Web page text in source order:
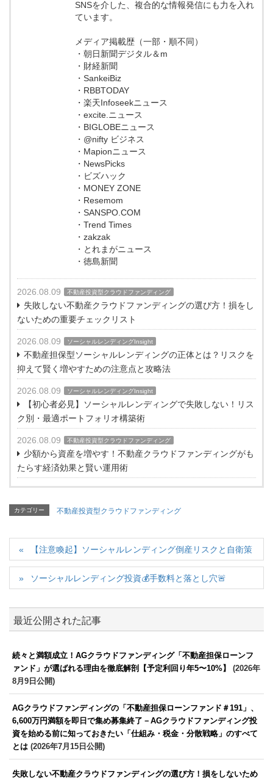
SNSを介した、複合的な情報発信にも力を入れ
ています。
メディア掲載歴（一部・順不同）
・朝日新聞デジタル＆m
・財経新聞
・SankeiBiz
・RBBTODAY
・楽天Infoseekニュース
・excite.ニュース
・BIGLOBEニュース
・@nifty ビジネス
・Mapionニュース
・NewsPicks
・ビズハック
・MONEY ZONE
・Resemom
・SANSPO.COM
・Trend Times
・zakzak
・とれまがニュース
・徳島新聞
2026.08.09 不動産投資型クラウドファンディング
失敗しない不動産クラウドファンディングの選び方！損をし
ないための重要チェックリスト
2026.08.09 ソーシャルレンディングInsight
不動産担保型ソーシャルレンディングの正体とは？リスクを
抑えて賢く増やすための注意点と攻略法
2026.08.09 ソーシャルレンディングInsight
【初心者必見】ソーシャルレンディングで失敗しない！リス
ク別・最適ポートフォリオ構築術
2026.08.09 不動産投資型クラウドファンディング
少額から資産を増やす！不動産クラウドファンディングがも
たらす経済効果と賢い運用術
カテゴリー 不動産投資型クラウドファンディング
【注意喚起】ソーシャルレンディング倒産リスクと自衛策
ソーシャルレンディング投資💰手数料と落とし穴🚨
最近公開された記事
続々と満額成立！AGクラウドファンディング「不動産担保ローンフ
ァンド」が選ばれる理由を徹底解剖【予定利回り年5〜10%】
(2026年
8月9日公開)
AGクラウドファンディングの「不動産担保ローンファンド＃191」、
6,600万円満額を即日で集め募集終了－AGクラウドファンディング投
資を始める前に知っておきたい「仕組み・税金・分散戦略」のすべて
とは (2026年7月15日公開)
失敗しない不動産クラウドファンディングの選び方！損をしないため